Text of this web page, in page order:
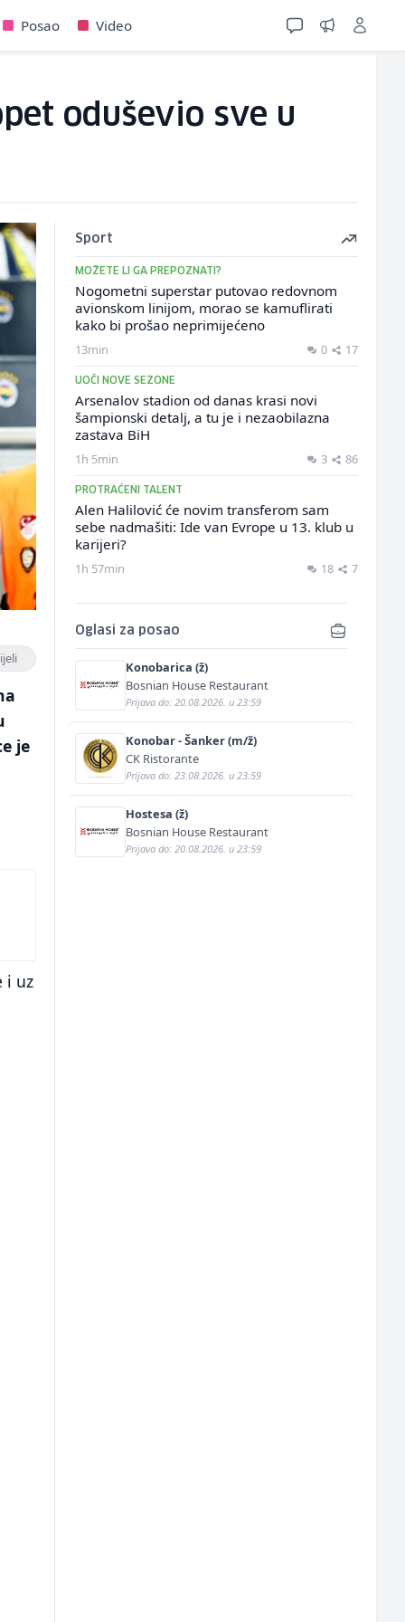
Posao Video
oduševio sve u
je
i uz
Sport
MOŽETE LI GA PREPOZNATI?
Nogometni superstar putovao redovnom
avionskom linijom, morao se kamuflirati
kako bi prošao neprimijećeno
13min 0 17
UOČI NOVE SEZONE
Arsenalov stadion od danas krasi novi
šampionski detalj, a tu je i nezaobilazna
zastava BiH
1h 5min 3 86
PROTRAĆENI TALENT
Alen Halilović će novim transferom sam
sebe nadmašiti: Ide van Evrope u 13. klub u
karijeri?
1h 57min 18 7
Oglasi za posao
Konobarica (ž)
Bosnian House Restaurant
Prijava do: 20.08.2026. u 23:59
Konobar - Šanker (m/ž)
CK Ristorante
Prijava do: 23.08.2026. u 23:59
Hostesa (ž)
Bosnian House Restaurant
Prijava do: 20.08.2026. u 23:59